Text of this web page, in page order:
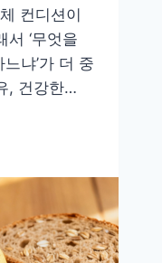
컨디션이
‘무엇을
느냐’가 더 중
, 건강한…